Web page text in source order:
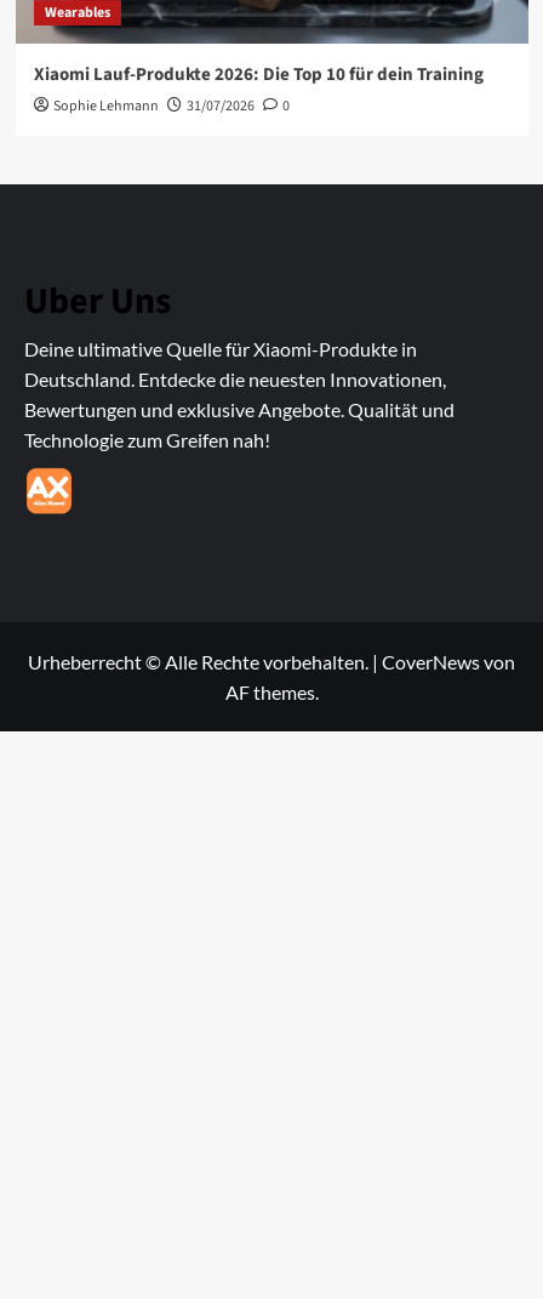
Wearables
Xiaomi Lauf-Produkte 2026: Die Top 10 für dein Training
Sophie Lehmann 31/07/2026 0
Uber Uns
Deine ultimative Quelle für Xiaomi-Produkte in
Deutschland. Entdecke die neuesten Innovationen,
Bewertungen und exklusive Angebote. Qualität und
Technologie zum Greifen nah!
Urheberrecht © Alle Rechte vorbehalten. | CoverNewsvon
AF themes.